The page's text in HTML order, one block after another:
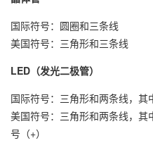
国际符号：圆圈和三条线
美国符号：三角形和三条线
LED（发光二极管）
国际符号：三角形和两条线，其
美国符号：三角形和两条线，
号（+）